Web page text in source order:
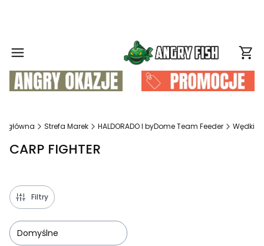
główna Strefa Marek HALDORADO I byDome Team Feeder Wędki
CARP FIGHTER
Filtry
Domyślne